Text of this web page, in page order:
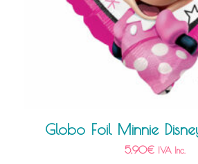
Globo Foil Minnie
5,90€ IVA Inc.